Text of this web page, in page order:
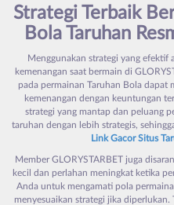
Strategi Terbaik
Bola Taruhan
Menggunakan strategi yang efektif
kemenangan saat bermain di
pada permainan Taruhan Bola
kemenangan dengan keuntungan
strategi yang mantap dan peluang
taruhan dengan lebih strategis,
Link Gacor Situs
Member GLORYSTARBET juga
kecil dan perlahan meningkat ketika
Anda untuk mengamati pola
menyesuaikan strategi jika